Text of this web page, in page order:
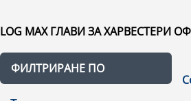
LOG MAX ГЛАВИ ЗА ХАРВЕСТЕРИ
ФИЛТРИРАНЕ ПО